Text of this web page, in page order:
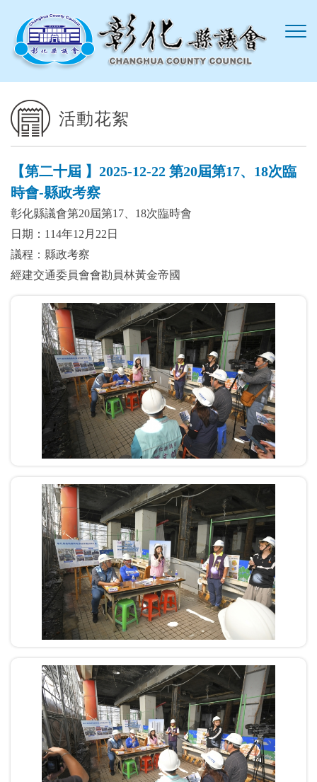
活動花絮
【第二十屆 】2025-12-22 第20屆第17、18次臨
時會-縣政考察
彰化縣議會第20屆第17、18次臨時會
日期：114年12月22日
議程：縣政考察
經建交通委員會會勘員林黃金帝國